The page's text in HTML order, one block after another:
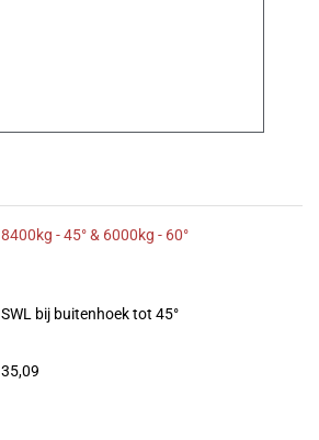
8400kg - 45° & 6000kg - 60°
SWL bij buitenhoek tot 45°
35,09